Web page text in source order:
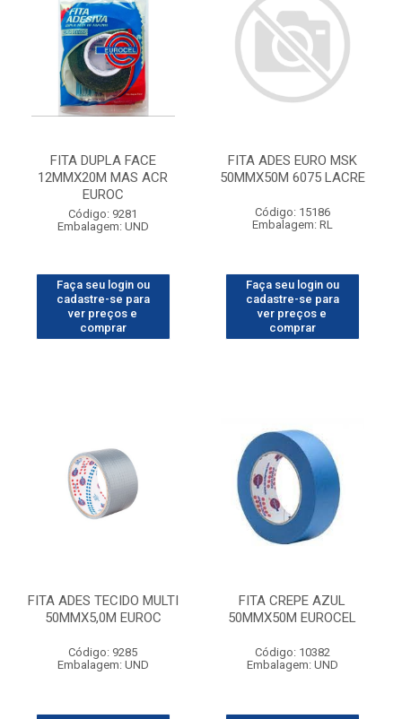
FITA DUPLA FACE
12MMX20M MAS ACR
EUROC
Código: 9281
Embalagem: UND
Faça seu login ou
cadastre-se para
ver preços e
comprar
FITA ADES EURO MSK
50MMX50M 6075 LACRE
Código: 15186
Embalagem: RL
Faça seu login ou
cadastre-se para
ver preços e
comprar
FITA ADES TECIDO MULTI
50MMX5,0M EUROC
Código: 9285
Embalagem: UND
FITA CREPE AZUL
50MMX50M EUROCEL
Código: 10382
Embalagem: UND